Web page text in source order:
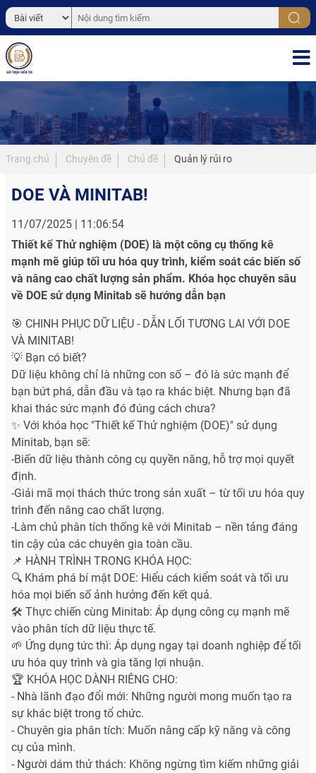
Trang chủ Chuyên đề Chủ đề Quản lý rủi ro
DOE VÀ MINITAB!
11/07/2025 | 11:06:54
Thiết kế Thử nghiệm (DOE) là một công cụ thống kê
mạnh mẽ giúp tối ưu hóa quy trình, kiểm soát các biến số
và nâng cao chất lượng sản phẩm. Khóa học chuyên sâu
về DOE sử dụng Minitab sẽ hướng dẫn bạn
🎯 CHINH PHỤC DỮ LIỆU - DẪN LỐI TƯƠNG LAI VỚI DOE
VÀ MINITAB!
💡 Bạn có biết?
Dữ liệu không chỉ là những con số – đó là sức mạnh để
bạn bứt phá, dẫn đầu và tạo ra khác biệt. Nhưng bạn đã
khai thác sức mạnh đó đúng cách chưa?
✨ Với khóa học "Thiết kế Thử nghiệm (DOE)" sử dụng
Minitab, bạn sẽ:
-Biến dữ liệu thành công cụ quyền năng, hỗ trợ mọi quyết
định.
-Giải mã mọi thách thức trong sản xuất – từ tối ưu hóa quy
trình đến nâng cao chất lượng.
-Làm chủ phân tích thống kê với Minitab – nền tảng đáng
tin cậy của các chuyên gia toàn cầu.
📌 HÀNH TRÌNH TRONG KHÓA HỌC:
🔍 Khám phá bí mật DOE: Hiểu cách kiểm soát và tối ưu
hóa mọi biến số ảnh hưởng đến kết quả.
🛠️ Thực chiến cùng Minitab: Áp dụng công cụ mạnh mẽ
vào phân tích dữ liệu thực tế.
🌱 Ứng dụng tức thì: Áp dụng ngay tại doanh nghiệp để tối
ưu hóa quy trình và gia tăng lợi nhuận.
🏆 KHÓA HỌC DÀNH RIÊNG CHO:
- Nhà lãnh đạo đổi mới: Những người mong muốn tạo ra
sự khác biệt trong tổ chức.
- Chuyên gia phân tích: Muốn nâng cấp kỹ năng và công
cụ của mình.
- Người dám thử thách: Không ngừng tìm kiếm những giải